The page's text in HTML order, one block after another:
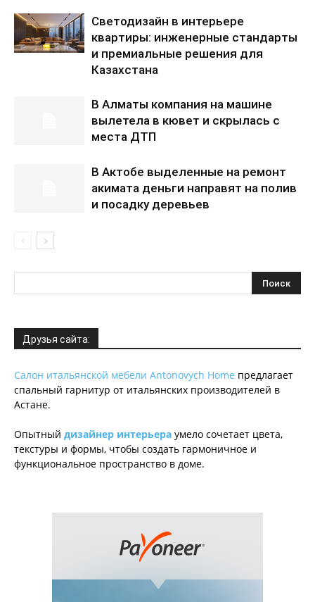
Светодизайн в интерьере
квартиры: инженерные стандарты
и премиальные решения для
Казахстана
В Алматы компания на машине
вылетела в кювет и скрылась с
места ДТП
В Актобе выделенные на ремонт
акимата деньги направят на полив
и посадку деревьев
Друзья сайта:
Салон итальянской мебели Antonovych Home предлагает
спальный гарнитур от итальянских производителей в
Астане.
Опытный дизайнер интерьера умело сочетает цвета,
текстуры и формы, чтобы создать гармоничное и
функциональное пространство в доме.